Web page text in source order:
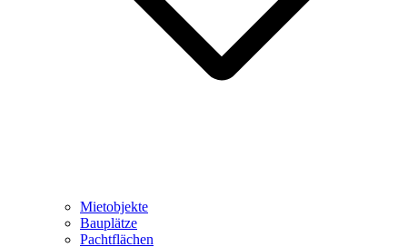
Mietobjekte
Bauplätze
Pachtflächen